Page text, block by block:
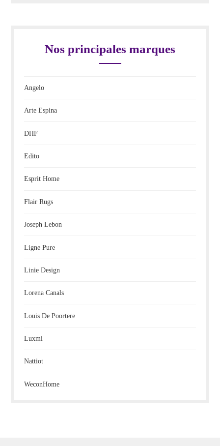
Nos principales marques
Angelo
Arte Espina
DHF
Edito
Esprit Home
Flair Rugs
Joseph Lebon
Ligne Pure
Linie Design
Lorena Canals
Louis De Poortere
Luxmi
Nattiot
WeconHome